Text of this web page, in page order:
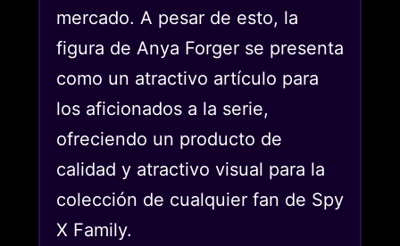
mercado. A pesar de esto, la
figura de Anya Forger se presenta
como un atractivo artículo para
los aficionados a la serie,
ofreciendo un producto de
calidad y atractivo visual para la
colección de cualquier fan de Spy
X Family.